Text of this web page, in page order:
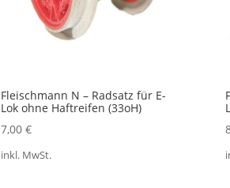
Fleischmann N – Radsatz für E-
Lok ohne Haftreifen (33oH)
7,00€
inkl. MwSt.